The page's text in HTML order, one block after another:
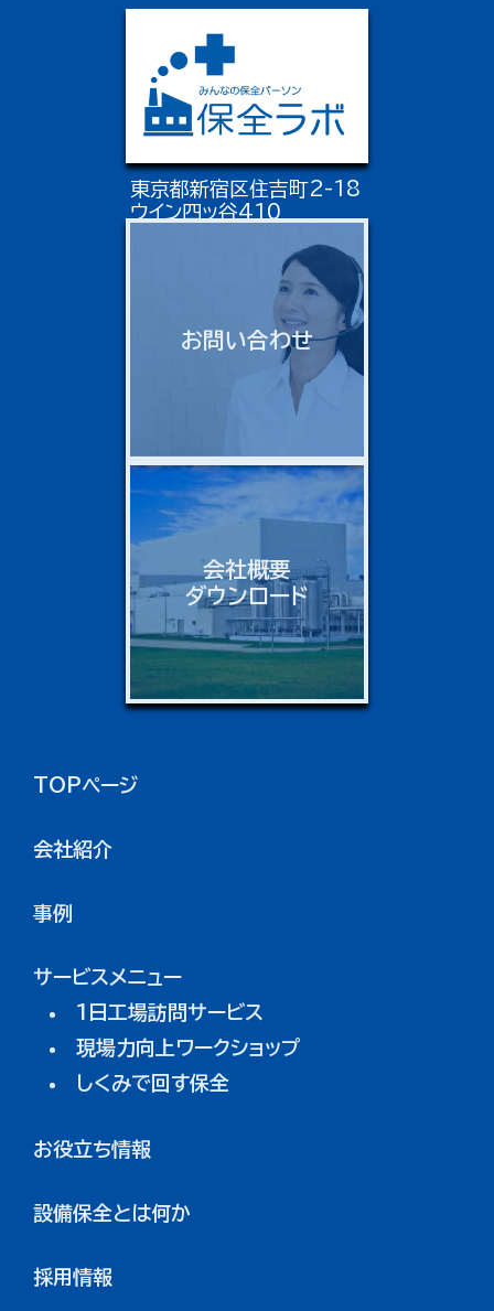
東京都新宿区住吉町2-18
ウイン四ッ谷410
お問い合わせ
会社概要
ダウンロード
TOPページ
会社紹介
事例
サービスメニュー
1日工場訪問サービス
現場力向上ワークショップ
しくみで回す保全
お役立ち情報
設備保全とは何か
採用情報